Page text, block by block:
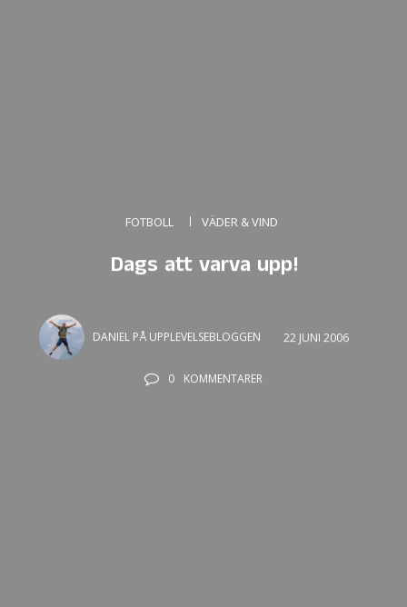
FOTBOLL VÄDER & VIND
Dags att varva upp!
DANIEL PÅ UPPLEVELSEBLOGGEN 22 JUNI 2006
0 KOMMENTARER